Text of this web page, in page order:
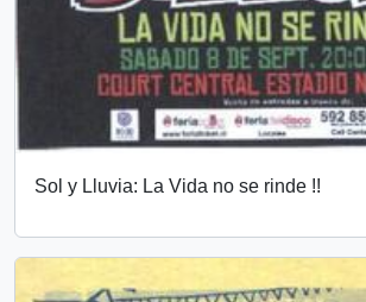
Sol y Lluvia: La Vida no se rinde !!